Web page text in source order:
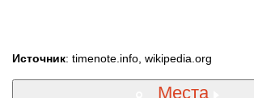
Источник: timenote.info, wikipedia.org
Места